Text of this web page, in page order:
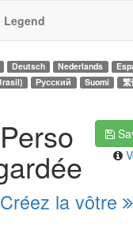
Legend
Deutsch Nederlands
Русский Suomi
Créez la vôtre